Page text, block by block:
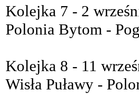
Kolejka 7 - 2
Polonia Bytom -
Kolejka 8 - 11
Wisła Puławy -